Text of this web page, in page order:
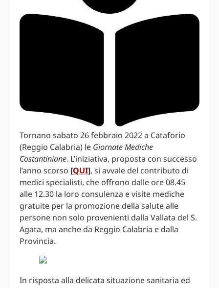
Tornano sabato 26 febbraio 2022 a Cataforio
(Reggio Calabria) le Giornate Mediche
Costantiniane. L’iniziativa, proposta con successo
l’anno scorso [QUI], si avvale del contributo di
medici specialisti, che offrono dalle ore 08.45
alle 12.30 la loro consulenza e visite mediche
gratuite per la promozione della salute alle
persone non solo provenienti dalla Vallata del S.
Agata, ma anche da Reggio Calabria e dalla
Provincia.
In risposta alla delicata situazione sanitaria ed